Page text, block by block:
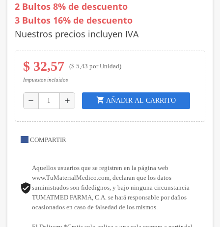
2 Bultos 8% de descuento
3 Bultos 16% de descuento
Nuestros precios incluyen IVA
$ 32,57 ($ 5,43 por Unidad)
Impuestos incluidos
remove add shopping_cart AÑADIR AL CARRITO
COMPARTIR
Aquellos usuarios que se registren en la página web
www.TuMaterialMedico.com, declaran que los datos
suministrados son fidedignos, y bajo ninguna circunstancia
TUMATMED FARMA, C.A. se hará responsable por daños
ocasionados en caso de falsedad de los mismos.